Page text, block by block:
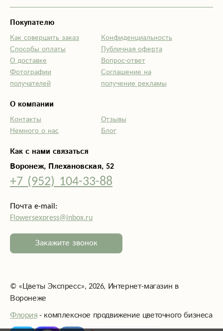
Как с нами связаться
Воронеж, Плехановская, 52
+7 (952) 104-33-88
Почта e-mail:
Flowersexpress@inbox.ru
Закажите звонок
Покупателю
Как совершить заказ
Способы оплаты
О доставке
Фотографии
получателей
Конфиденциальность
Публичная оферта
Вопрос-ответ
Соглашение на
получение рекламы
О компании
Контакты
Немного о нас
Отзывы
Блог
© «Цветы Экспресс», 2026, Интернет-магазин в
Воронеже
Флория- комплексное продвижение цветочного бизнеса